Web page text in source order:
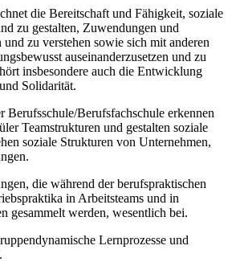
die Bereitschaft und Fähigkeit, soziale
zu gestalten, Zuwendungen und
und zu verstehen sowie sich mit anderen
auseinanderzusetzen und zu
insbesondere auch die Entwicklung
Solidarität.
Berufsschule/Berufsfachschule erkennen
Teamstrukturen und gestalten soziale
soziale Strukturen von Unternehmen,
die während der berufspraktischen
in Arbeitsteams und in
gesammelt werden, wesentlich bei.
Lernprozesse und